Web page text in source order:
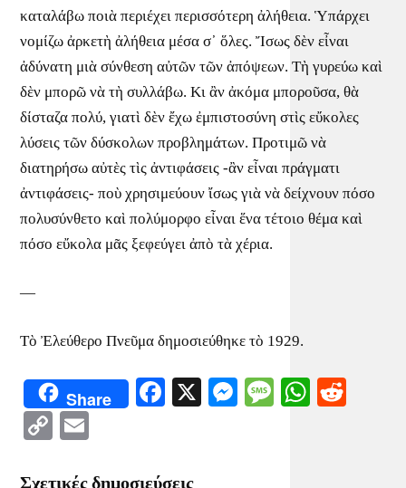
καταλάβω ποιὰ περιέχει περισσότερη ἀλήθεια. Ὑπάρχει
νομίζω ἀρκετὴ ἀλήθεια μέσα σ᾽ ὅλες. Ἴσως δὲν εἶναι
ἀδύνατη μιὰ σύνθεση αὐτῶν τῶν ἀπόψεων. Τὴ γυρεύω καὶ
δὲν μπορῶ νὰ τὴ συλλάβω. Κι ἂν ἀκόμα μποροῦσα, θὰ
δίσταζα πολύ, γιατὶ δὲν ἔχω ἐμπιστοσύνη στὶς εὔκολες
λύσεις τῶν δύσκολων προβλημάτων. Προτιμῶ νὰ
διατηρήσω αὐτὲς τὶς ἀντιφάσεις -ἂν εἶναι πράγματι
ἀντιφάσεις- ποὺ χρησιμεύουν ἴσως γιὰ νὰ δείχνουν πόσο
πολυσύνθετο καὶ πολύμορφο εἶναι ἕνα τέτοιο θέμα καὶ
πόσο εὔκολα μᾶς ξεφεύγει ἀπὸ τὰ χέρια.
—
Τὸ Ἐλεύθερο Πνεῦμα δημοσιεύθηκε τὸ 1929.
Share Facebook
X Messenger
Message
Copy
Σχετικές δημοσιεύσεις